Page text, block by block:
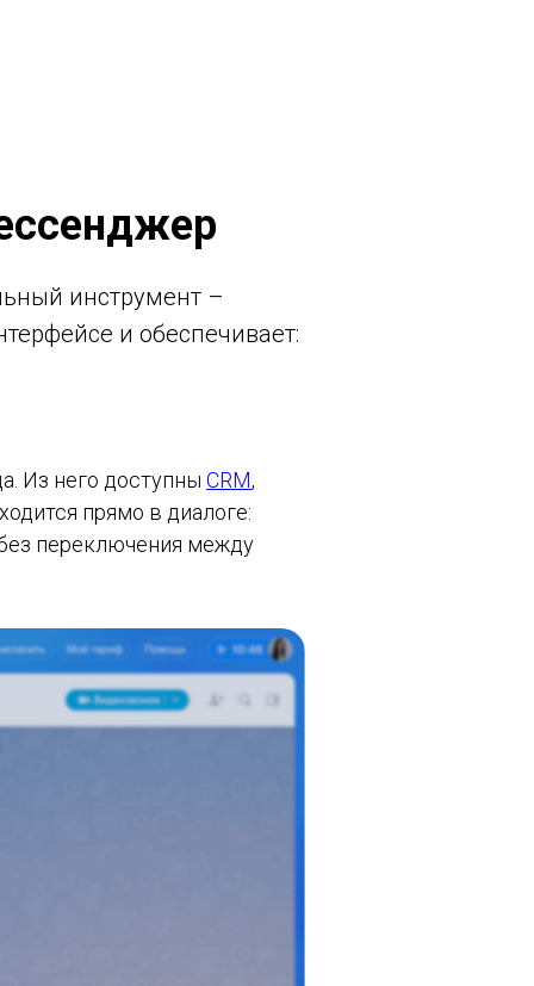
инструмент –
и обеспечивает:
Из него доступны CRM,
прямо в диалоге:
переключения между